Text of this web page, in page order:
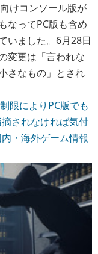
けコンソール版が
なってPC版も含め
いました。6月28日
変更は「言われな
さなもの」とされ
限によりPC版でも
されなければ気付
・海外ゲーム情報